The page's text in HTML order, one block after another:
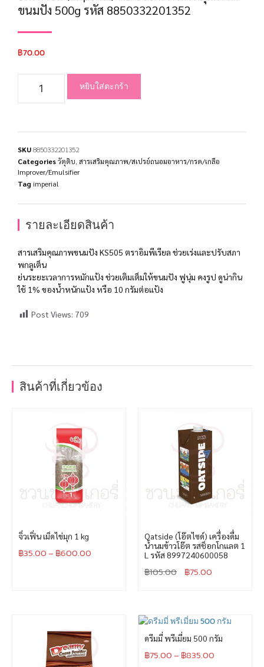
ขนมปัง 500g รหัส 8850332201352
฿70.00
หยิบใส่ตะกร้า
SKU8850332201352
Categoriesวัตุดิบ สารเสริมคุณภาพ/สเปรย์ถนอมอาหาร/กรด/เกลือ
Improver/Emulsifier
Tag imperial
รายละเอียดสินค้า
สารเสริมคุณภาพขนมปัง KS505 ตราอิมพีเรียล ช่วยเร่งและปรับสภา
พกลูเต็น
ย่นระยะเวลาการหมักแป้ง ช่วยเติมเต็มให้ขนมปัง ฟูนุ่ม คงรูป ดูน่ากิน
ใช้ 1% ของน้ำหนักแป้ง หรือ 10 กรัมต่อแป้ง
Post Views: 709
สินค้าที่เกี่ยวข้อง
จิ่วเฟิ่น เม็ดไข่มุก 1 kg
฿35.00– ฿600.00
Oatside (โอ๊ตไซด์) เครื่องดื่ม
น้ำนมข้าวโอ๊ต รสช็อกโกแลต 1
L รหัส 8997240600058
฿105.00 ฿75.00
ดรีมมี่ พรีเมี่ยม 500 กรัม
฿75.00– ฿835.00